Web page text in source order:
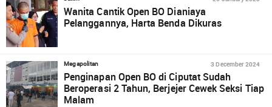
Wanita Cantik Open BO Dianiaya
Pelanggannya, Harta Benda Dikuras
Megapolitan 3 December 2024
Penginapan Open BO di Ciputat Sudah
Beroperasi 2 Tahun, Berjejer Cewek Seksi Tiap
Malam